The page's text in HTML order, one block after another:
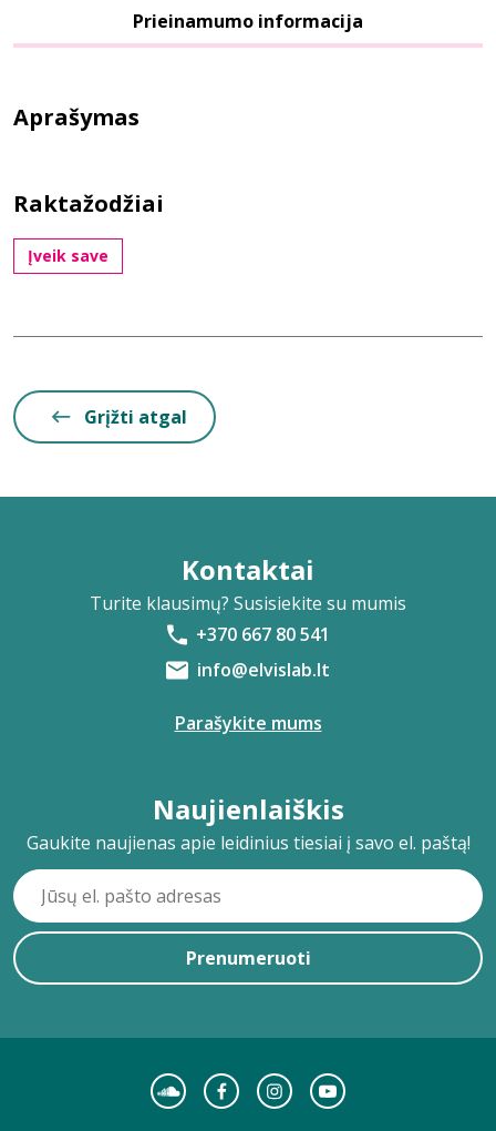
Prieinamumo informacija
Aprašymas
Raktažodžiai
Įveik save
Grįžti atgal
Kontaktai
Turite klausimų? Susisiekite su mumis
+370 667 80 541
info@elvislab.lt
Parašykite mums
Naujienlaiškis
Gaukite naujienas apie leidinius tiesiai į savo el. paštą!
Prenumeruoti